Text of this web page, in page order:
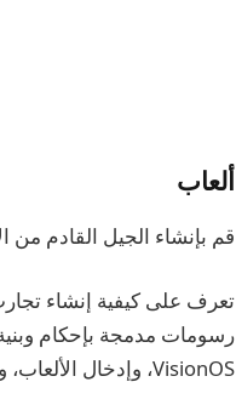
ألعاب
قم بإنشاء الجيل القادم من
تعرف على كيفية إنشاء
رسومات مدمجة بإحكام
VisionOS، وإدخال الألعاب، وGame Porting Toolkit 2، والمزيد.